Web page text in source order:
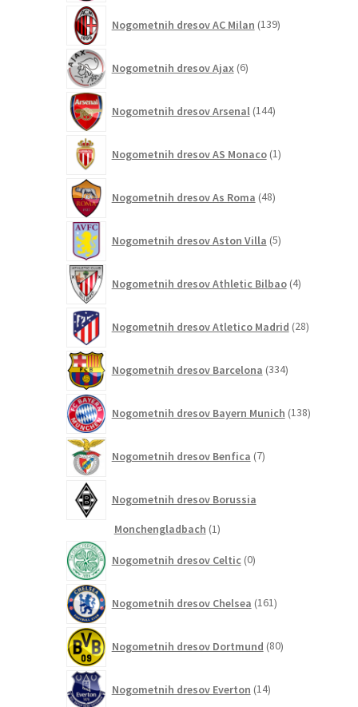
Nogometnih dresov AC Milan 139izdelkov
Nogometnih dresov Ajax 6izdelkov
Nogometnih dresov Arsenal 144izdelkov
Nogometnih dresov AS Monaco 1izdelek
Nogometnih dresov As Roma 48izdelkov
Nogometnih dresov Aston Villa 5izdelkov
Nogometnih dresov Athletic Bilbao 4izdelki
Nogometnih dresov Atletico Madrid 28izdelkov
Nogometnih dresov Barcelona 334izdelkov
Nogometnih dresov Bayern Munich 138izdelkov
Nogometnih dresov Benfica 7izdelkov
Nogometnih dresov Borussia
Monchengladbach 11
Nogometnih dresov Celtic 0izdelkov
Nogometnih dresov Chelsea 161izdelkov
Nogometnih dresov Dortmund 80izdelkov
Nogometnih dresov Everton 14izdelkov